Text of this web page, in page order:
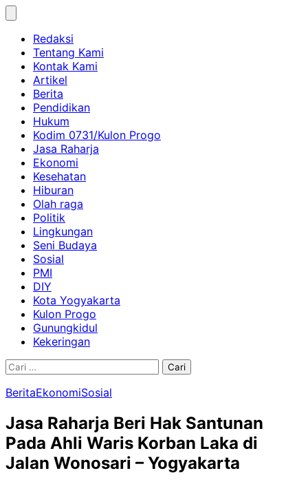
Skip
contentRedaksi
Tentang Kami
Kontak Kami
Artikel
Berita
Pendidikan
Hukum
Kodim 0731/Kulon Progo
Jasa Raharja
Ekonomi
Kesehatan
Hiburan
Olah raga
Politik
Lingkungan
Seni Budaya
Sosial
PMI
DIY
Kota Yogyakarta
Kulon Progo
Gunungkidul
Kekeringan
Cari
BeritaEkonomiSosial
Jasa Raharja Beri Hak Santunan
Pada Ahli Waris Korban Laka di
Jalan Wonosari – Yogyakarta